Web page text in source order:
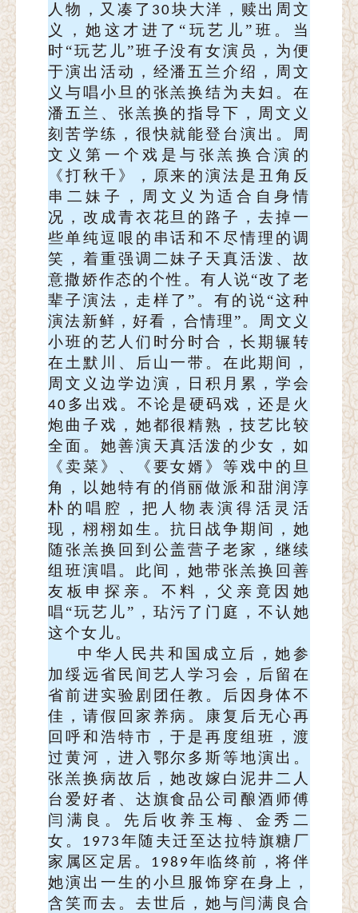
人物，又凑了 30块大洋，赎出周文
义，她这才进了“玩艺儿”班。当
时“玩艺儿”班子没有女演员，为便
于演出活动，经潘五兰介绍，周文
义与唱小旦的张羔换结为夫妇。在
潘五兰、张羔换的指导下，周文义
刻苦学练，很快就能登台演出。周
文义第一个戏是与张羔换合演的
《打秋千》，原来的演法是丑角反
串二妹子，周文义为适合自身情
况，改成青衣花旦的路子，去掉一
些单纯逗哏的串话和不尽情理的调
笑，着重强调二妹子天真活泼、故
意撒娇作态的个性。有人说“改了老
辈子演法，走样了”。有的说“这种
演法新鲜，好看，合情理”。周文义
小班的艺人们时分时合，长期辗转
在土默川、后山一带。在此期间，
周文义边学边演，日积 月 累，学会
40 多出戏。不论是硬码戏，还是火
炮曲子戏，她都很精熟，技艺比较
全面。她善演天真活泼的少女，如
《卖菜》
、
《要女婿》等戏中的旦
角，以她特有的俏丽做派和甜润淳
朴的唱腔，把人物表演得活灵活
现，栩栩如生。抗日战争期间，她
随张羔换回到公盖营子老家，继续
组班演唱。此间，她带张羔换回善
友板申探亲。不料，父亲竟因她
唱“玩艺儿”，玷污了门庭，不认她
这个女儿。
中华人民共和国成立后，她参
加绥远省民间艺人学习会，后留在
省前进实验剧团任教。后因身体不
佳，请假回家养病。康复后无心再
回呼和浩特市，于是再度组班，渡
过黄河，进 入 鄂尔多斯等地演出。
张羔换病故后，她改嫁白泥井二人
台爱好者、达旗食品公司酿酒师傅
闫满良。先后收养玉梅、金秀二
女。 1973 年随夫迁至达拉特旗糖厂
家属区定居。 1989 年临终前，将伴
她演出一生的小旦服饰穿在身上，
含笑而去。去世后，她与闫满良合